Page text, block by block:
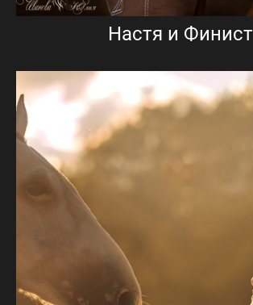
Настя и Финист